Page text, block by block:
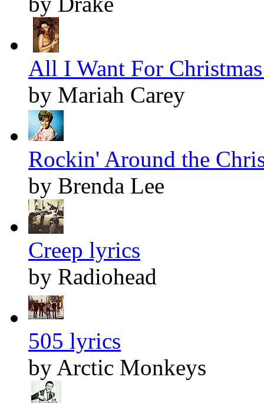
All I Want For
by Mariah Carey
Rockin' Around the
by Brenda Lee
Creep lyrics
by Radiohead
505 lyrics
by Arctic Monkeys